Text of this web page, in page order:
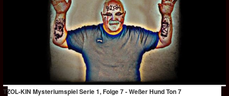
TZOL-KIN Mysteriumspiel Serie 1, Folge 7 - Weßer Hund Ton 7